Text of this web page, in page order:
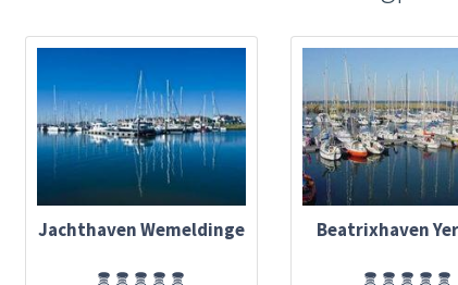
Jachthaven Wemeldinge Beatrixhaven